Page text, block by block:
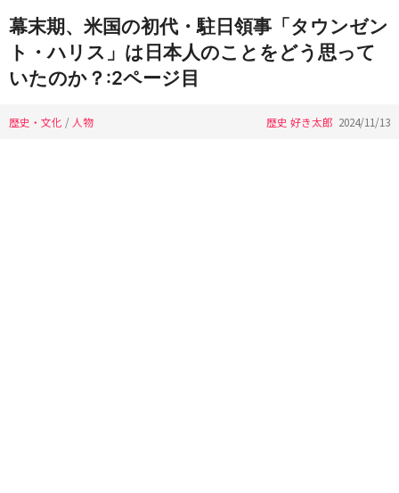
幕末期、米国の初代・駐日領事「タウンゼン
ト・ハリス」は日本人のことをどう思って
いたのか？:2ページ目
歴史・文化 / 人物 歴史 好き太郎 2024/11/13